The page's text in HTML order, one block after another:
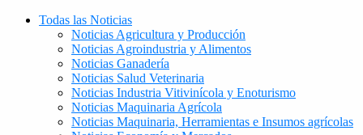
Todas las Noticias
Noticias Agricultura y Producción
Noticias Agroindustria y Alimentos
Noticias Ganadería
Noticias Salud Veterinaria
Noticias Industria Vitivinícola y Enoturismo
Noticias Maquinaria Agrícola
Noticias Maquinaria, Herramientas e Insumos agrícolas